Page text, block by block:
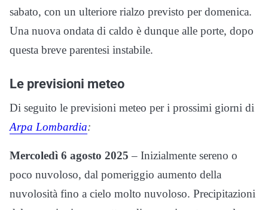
sabato, con un ulteriore rialzo previsto per domenica.
Una nuova ondata di caldo è dunque alle porte, dopo
questa breve parentesi instabile.
Le previsioni meteo
Di seguito le previsioni meteo per i prossimi giorni di
Arpa Lombardia:
Mercoledì 6 agosto 2025 – Inizialmente sereno o
poco nuvoloso, dal pomeriggio aumento della
nuvolosità fino a cielo molto nuvoloso. Precipitazioni